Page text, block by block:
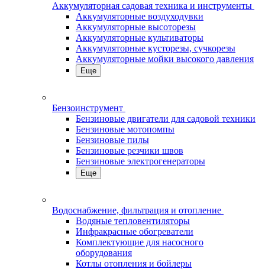
Аккумуляторная садовая техника и инструменты
Аккумуляторные воздуходувки
Аккумуляторные высоторезы
Аккумуляторные культиваторы
Аккумуляторные кусторезы, сучкорезы
Аккумуляторные мойки высокого давления
Еще
Бензоинструмент
Бензиновые двигатели для садовой техники
Бензиновые мотопомпы
Бензиновые пилы
Бензиновые резчики швов
Бензиновые электрогенераторы
Еще
Водоснабжение, фильтрация и отопление
Водяные тепловентиляторы
Инфракрасные обогреватели
Комплектующие для насосного
оборудования
Котлы отопления и бойлеры